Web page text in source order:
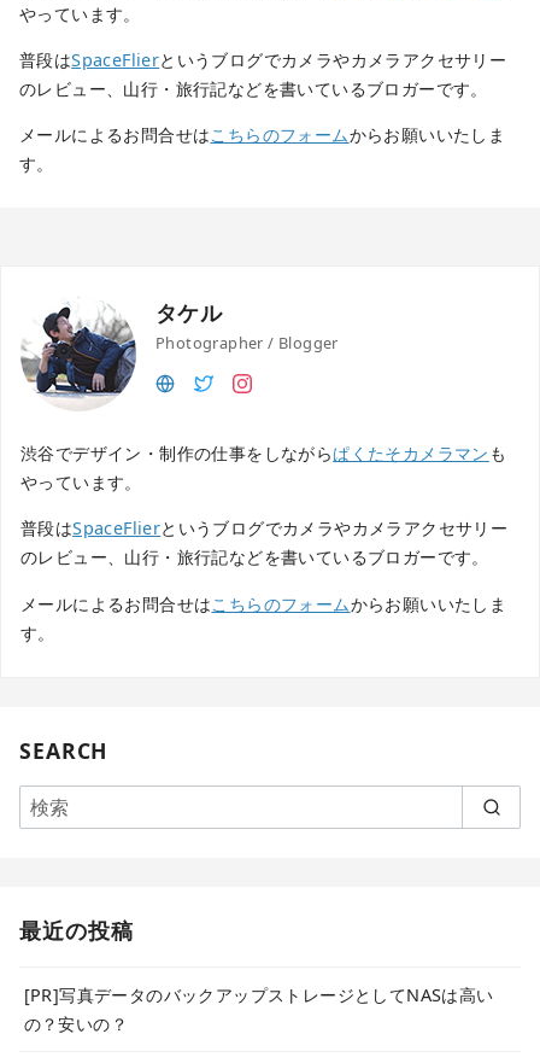
やっています。
普段はSpaceFlierというブログでカメラやカメラアクセサリー
のレビュー、山行・旅行記などを書いているブロガーです。
メールによるお問合せはこちらのフォームからお願いいたしま
す。
タケル
Photographer / Blogger
渋谷でデザイン・制作の仕事をしながらぱくたそカメラマン も
やっています。
普段はSpaceFlierというブログでカメラやカメラアクセサリー
のレビュー、山行・旅行記などを書いているブロガーです。
メールによるお問合せはこちらのフォームからお願いいたしま
す。
SEARCH
最近の投稿
[PR]写真データのバックアップストレージとしてNASは高い
の？安いの？